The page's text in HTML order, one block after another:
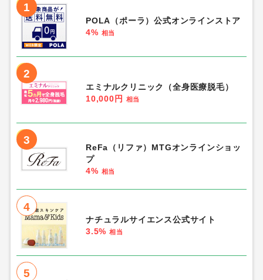
1
POLA（ポーラ）公式オンラインストア
4% 相当
2
エミナルクリニック（全身医療脱毛）
10,000円
相当
3
ReFa（リファ）MTGオンラインショッ
プ
4% 相当
4
ナチュラルサイエンス公式サイト
3.5% 相当
5